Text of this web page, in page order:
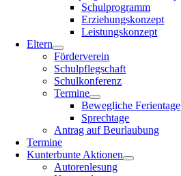
Schulprogramm
Erziehungskonzept
Leistungskonzept
Eltern
Förderverein
Schulpflegschaft
Schulkonferenz
Termine
Bewegliche Ferientage
Sprechtage
Antrag auf Beurlaubung
Termine
Kunterbunte Aktionen
Autorenlesung